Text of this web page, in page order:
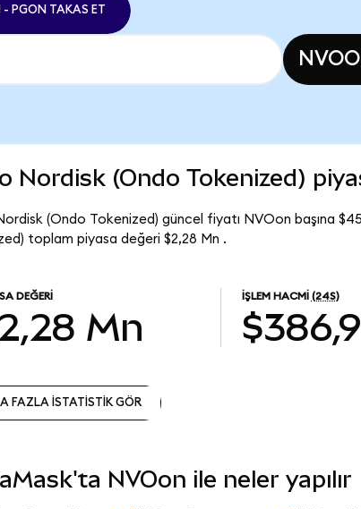
- PGON TAKAS ET
Nordisk (Ondo Tokenized)
(Ondo Tokenized) güncel fiyatı NVOon başına
toplam piyasa değeri $2,28 Mn .
DEĞERI
Mn
İŞLEM HACMI (24S)
FAZLA İSTATİSTİK GÖR
NVOon ile neler yapılır